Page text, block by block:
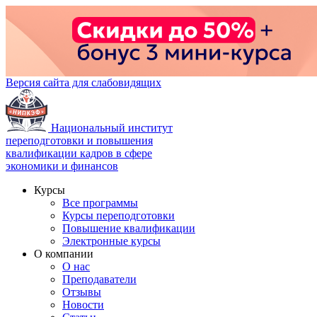
Версия сайта для слабовидящих
Национальный институт
переподготовки и повышения
квалификации кадров в сфере
экономики и финансов
Курсы
Все программы
Курсы переподготовки
Повышение квалификации
Электронные курсы
О компании
О нас
Преподаватели
Отзывы
Новости